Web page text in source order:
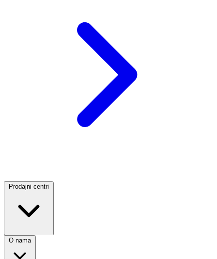
Prodajni centri
O nama